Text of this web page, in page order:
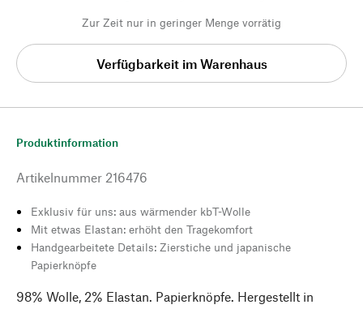
Zur Zeit nur in geringer Menge vorrätig
Verfügbarkeit im Warenhaus
Produktinformation
Artikelnummer 216476
Exklusiv für uns: aus wärmender kbT-Wolle
Mit etwas Elastan: erhöht den Tragekomfort
Handgearbeitete Details: Zierstiche und japanische
Papierknöpfe
98% Wolle, 2% Elastan. Papierknöpfe. Hergestellt in